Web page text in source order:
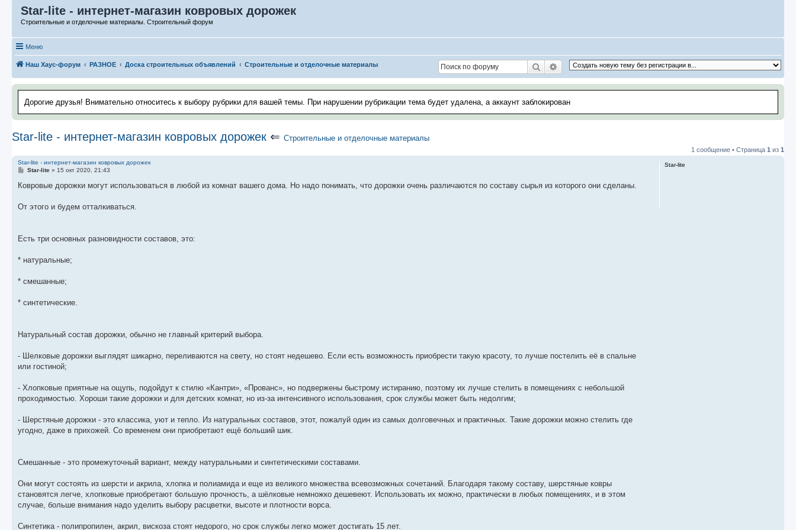
Star-lite - интернет-магазин ковровых дорожек
Строительные и отделочные материалы. Строительный форум
Меню
Наш Хаус-форум РАЗНОЕ Доска строительных объявлений Строительные и отделочные материалы Поиск Расширенный поиск
Дорогие друзья! Внимательно относитесь к выбору рубрики для вашей темы. При нарушении рубрикации тема будет удалена, а аккаунт заблокирован
Star-lite - интернет-магазин ковровых дорожек ⇐ Строительные и отделочные материалы
1 сообщение • Страница 1 из 1
Star-lite
Star-lite - интернет-магазин ковровых дорожек
С
о
е
Star-lite» 15 окт 2020, 21:43
Ковровые дорожки могут использоваться в любой из комнат вашего дома. Но надо понимать, что дорожки очень различаются по составу сырья из которого они сделаны.
От этого и будем отталкиваться.
Есть три основных разновидности составов, это:
* натуральные;
* смешанные;
* синтетические.
Натуральный состав дорожки, обычно не главный критерий выбора.
- Шелковые дорожки выглядят шикарно, переливаются на свету, но стоят недешево. Если есть возможность приобрести такую красоту, то лучше постелить её в спальне
или гостиной;
- Хлопковые приятные на ощупь, подойдут к стилю «Кантри», «Прованс», но подвержены быстрому истиранию, поэтому их лучше стелить в помещениях с небольшой
проходимостью. Хороши такие дорожки и для детских комнат, но из-за интенсивного использования, срок службы может быть недолгим;
- Шерстяные дорожки - это классика, уют и тепло. Из натуральных составов, этот, пожалуй один из самых долговечных и практичных. Такие дорожки можно стелить где
угодно, даже в прихожей. Со временем они приобретают ещё больший шик.
Смешанные - это промежуточный вариант, между натуральными и синтетическими составами.
Они могут состоять из шерсти и акрила, хлопка и полиамида и еще из великого множества всевозможных сочетаний. Благодаря такому составу, шерстяные ковры
становятся легче, хлопковые приобретают большую прочность, а шёлковые немножко дешевеют. Использовать их можно, практически в любых помещениях, и в этом
случае, больше внимания надо уделить выбору расцветки, высоте и плотности ворса.
Синтетика - полипропилен, акрил, вискоза стоят недорого, но срок службы легко может достигать 15 лет.